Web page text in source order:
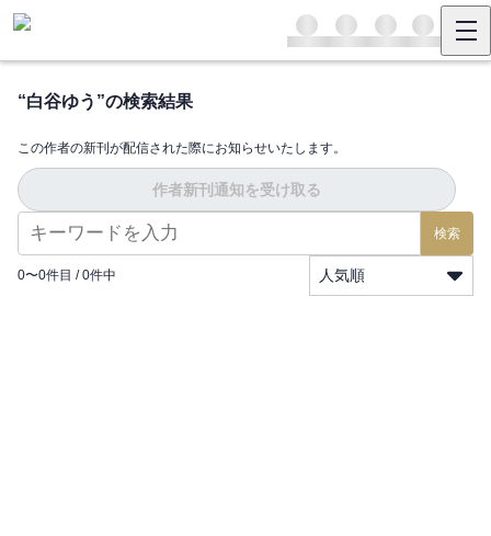
“白谷ゆう ”の検索結果
この作者の新刊が配信された際にお知らせいたします。
作者新刊通知を受け取る
検索
0〜0件目 / 0件中 人気順